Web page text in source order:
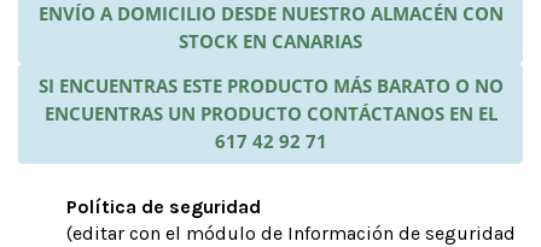
ENVÍO A DOMICILIO DESDE NUESTRO ALMACÉN CON
STOCK EN CANARIAS
SI ENCUENTRAS ESTE PRODUCTO MÁS BARATO O NO
ENCUENTRAS UN PRODUCTO CONTÁCTANOS EN EL
617 42 92 71
Política de seguridad
(editar con el módulo de Información de seguridad